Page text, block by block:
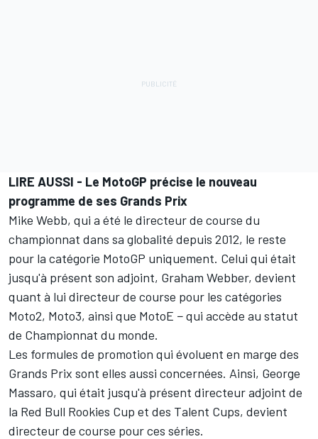
LIRE AUSSI - Le MotoGP précise le nouveau
programme de ses Grands Prix
Mike Webb, qui a été le directeur de course du
championnat dans sa globalité depuis 2012, le reste
pour la catégorie MotoGP uniquement. Celui qui était
jusqu'à présent son adjoint, Graham Webber, devient
quant à lui directeur de course pour les catégories
Moto2, Moto3, ainsi que MotoE − qui accède au statut
de Championnat du monde.
Les formules de promotion qui évoluent en marge des
Grands Prix sont elles aussi concernées. Ainsi, George
Massaro, qui était jusqu'à présent directeur adjoint de
la Red Bull Rookies Cup et des Talent Cups, devient
directeur de course pour ces séries.